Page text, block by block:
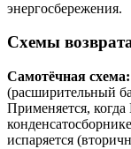
энергосбережения.
Схемы
Самотёчная схема:
(расширительный
Применяется,
испаряется